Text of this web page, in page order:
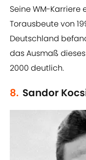
Seine WM-Karriere
Torausbeute von
Deutschland
das Ausmaß
2000 deutlich.
8. Sandor